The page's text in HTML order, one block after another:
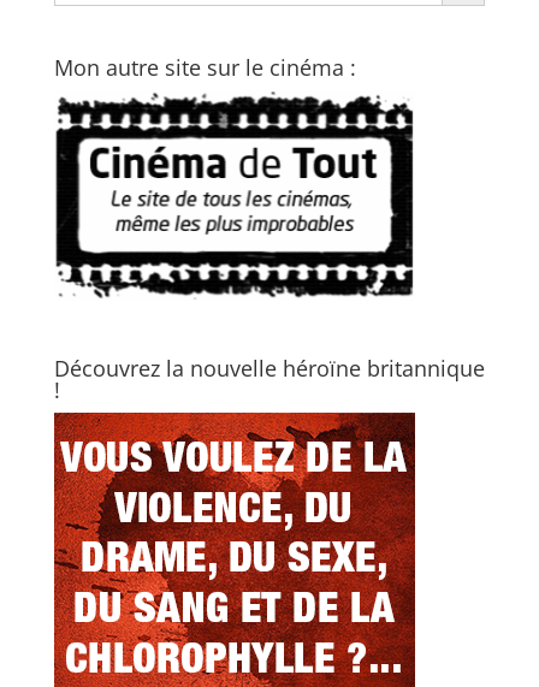
Mon autre site sur le cinéma :
Découvrez la nouvelle héroïne britannique
!